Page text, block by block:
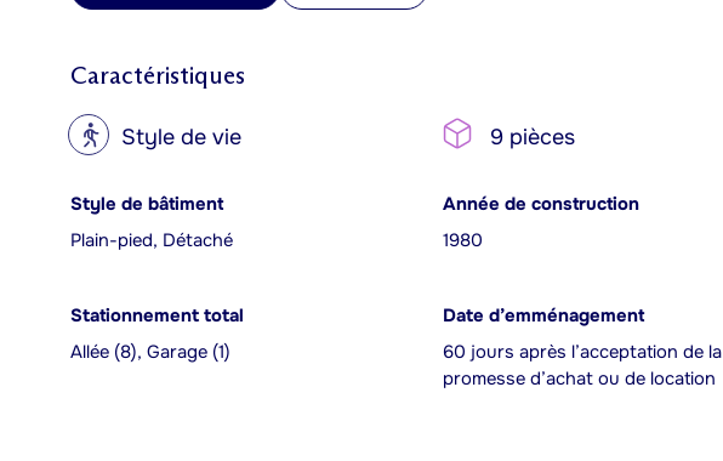
Caractéristiques
? Style de vie 9 pièces
Style de bâtiment
Plain-pied, Détaché
Année de construction
1980
Stationnement total
Allée (8), Garage (1)
Date d’emménagement
60 jours après l’acceptation de la
promesse d’achat ou de location